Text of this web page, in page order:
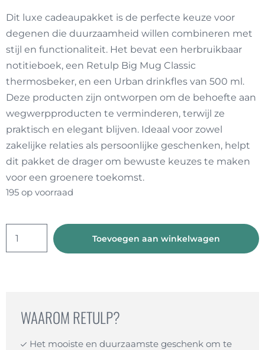
prijs
was:
€ 79,85.
prijs
is:
€ 59,95.
Dit luxe cadeaupakket is de perfecte keuze voor
degenen die duurzaamheid willen combineren met
stijl en functionaliteit. Het bevat een herbruikbaar
notitieboek, een Retulp Big Mug Classic
thermosbeker, en een Urban drinkfles van 500 ml.
Deze producten zijn ontworpen om de behoefte aan
wegwerpproducten te verminderen, terwijl ze
praktisch en elegant blijven. Ideaal voor zowel
zakelijke relaties als persoonlijke geschenken, helpt
dit pakket de drager om bewuste keuzes te maken
voor een groenere toekomst.
195 op voorraad
Toevoegen aan winkelwagen
WAAROM RETULP?
Het mooiste en duurzaamste geschenk om te